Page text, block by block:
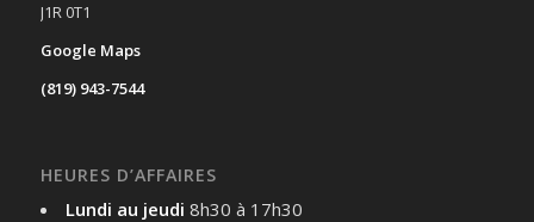
J1R 0T1
Google Maps
(819) 943-7544
HEURES D’AFFAIRES
Lundi au jeudi 8h30 à 17h30